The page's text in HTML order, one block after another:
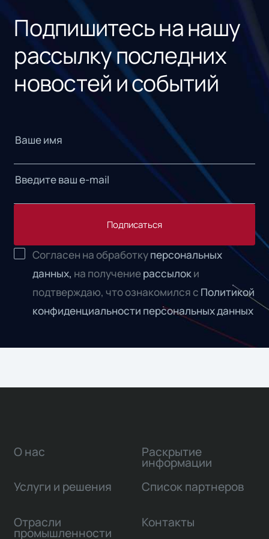
Подпишитесь на нашу
рассылку последних
новостей и событий
Подписаться
Согласен на обработкуперсональных
данных, на получениерассылоки
подтверждаю, что ознакомился с Политикой
конфиденциальности персональных данных
О нас
Услуги и решения
Отрасли
промышленности
Раскрытие
информации
Список партнеров
Контакты